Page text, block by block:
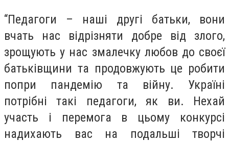
“Педагоги – наші другі батьки, вони
вчать нас відрізняти добре від злого,
зрощують у нас змалечку любов до своєї
батьківщини та продовжують це робити
попри пандемію та війну. Україні
потрібні такі педагоги, як ви. Нехай
участь і перемога в цьому конкурсі
надихають вас на подальші творчі